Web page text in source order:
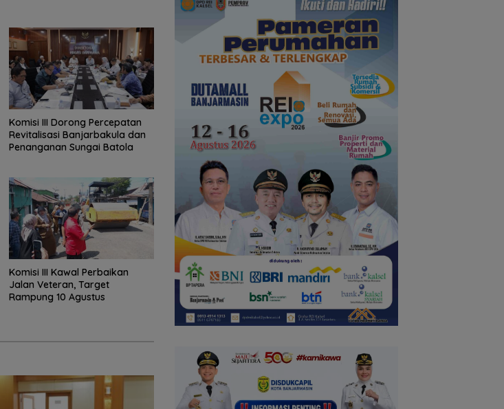
‎Komisi III Dorong Percepatan
Revitalisasi Banjarbakula dan
Penanganan Sungai Batola
Komisi III Kawal Perbaikan
Jalan Veteran, Target
Rampung 10 Agustus